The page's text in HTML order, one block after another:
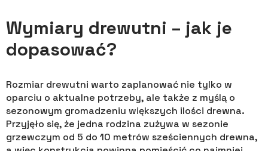
Wymiary drewutni – jak je
dopasować?
Rozmiar drewutni warto zaplanować nie tylko w
oparciu o aktualne potrzeby, ale także z myślą o
sezonowym gromadzeniu większych ilości drewna.
Przyjęło się, że jedna rodzina zużywa w sezonie
grzewczym od 5 do 10 metrów sześciennych drewna,